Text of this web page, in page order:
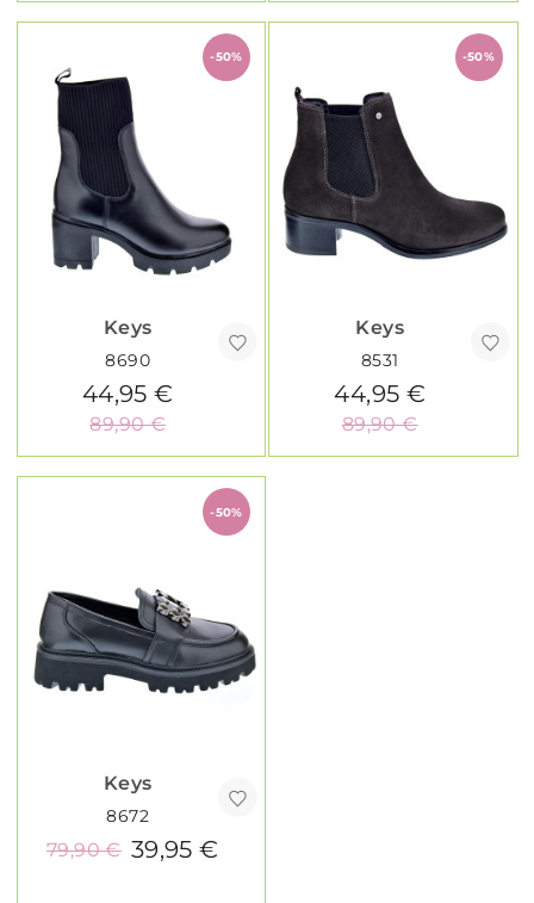
-50%
Keys
8690
44,95 €
89,90 €
-50%
Keys
8531
44,95 €
89,90 €
-50%
Keys
8672
39,95 €
79,90 €